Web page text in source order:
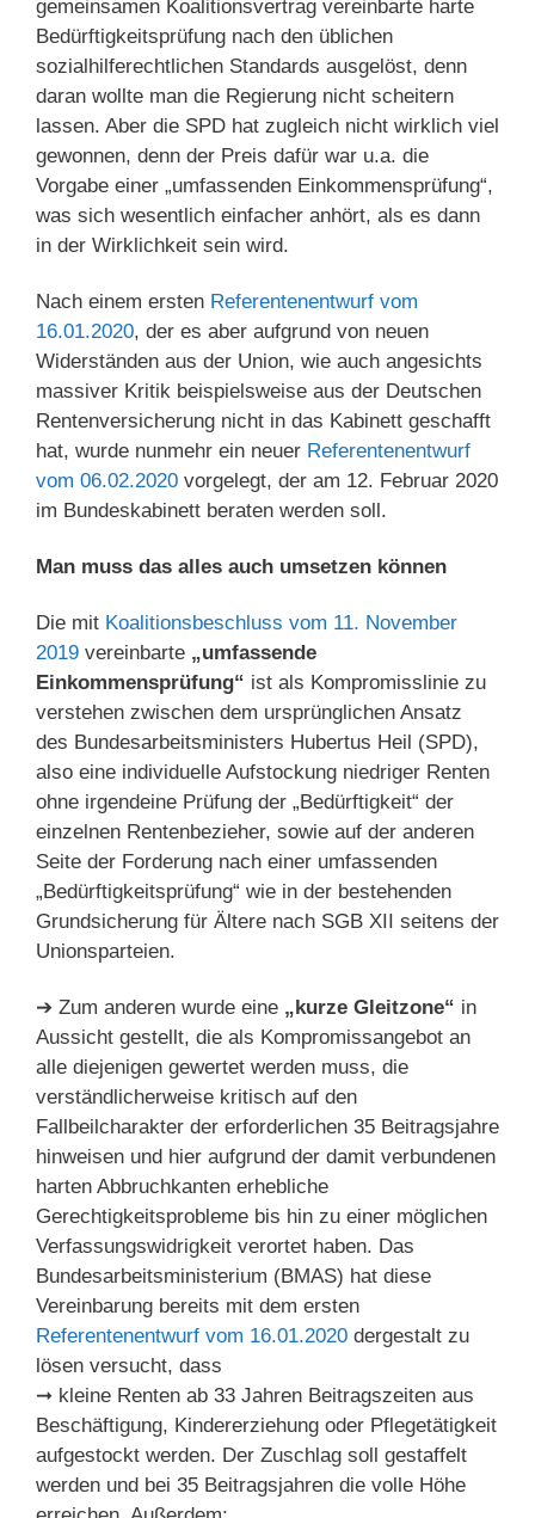
gemeinsamen Koalitionsvertrag vereinbarte harte
Bedürftigkeitsprüfung nach den üblichen
sozialhilferechtlichen Standards ausgelöst, denn
daran wollte man die Regierung nicht scheitern
lassen. Aber die SPD hat zugleich nicht wirklich viel
gewonnen, denn der Preis dafür war u.a. die
Vorgabe einer „umfassenden Einkommensprüfung“,
was sich wesentlich einfacher anhört, als es dann
in der Wirklichkeit sein wird.
Nach einem ersten Referentenentwurf vom
16.01.2020, der es aber aufgrund von neuen
Widerständen aus der Union, wie auch angesichts
massiver Kritik beispielsweise aus der Deutschen
Rentenversicherung nicht in das Kabinett geschafft
hat, wurde nunmehr ein neuer Referentenentwurf
vom 06.02.2020 vorgelegt, der am 12. Februar 2020
im Bundeskabinett beraten werden soll.
Man muss das alles auch umsetzen können
Die mit Koalitionsbeschluss vom 11. November
2019 vereinbarte „umfassende
Einkommensprüfung“ ist als Kompromisslinie zu
verstehen zwischen dem ursprünglichen Ansatz
des Bundesarbeitsministers Hubertus Heil (SPD),
also eine individuelle Aufstockung niedriger Renten
ohne irgendeine Prüfung der „Bedürftigkeit“ der
einzelnen Rentenbezieher, sowie auf der anderen
Seite der Forderung nach einer umfassenden
„Bedürftigkeitsprüfung“ wie in der bestehenden
Grundsicherung für Ältere nach SGB XII seitens der
Unionsparteien.
➔ Zum anderen wurde eine „kurze Gleitzone“ in
Aussicht gestellt, die als Kompromissangebot an
alle diejenigen gewertet werden muss, die
verständlicherweise kritisch auf den
Fallbeilcharakter der erforderlichen 35 Beitragsjahre
hinweisen und hier aufgrund der damit verbundenen
harten Abbruchkanten erhebliche
Gerechtigkeitsprobleme bis hin zu einer möglichen
Verfassungswidrigkeit verortet haben. Das
Bundesarbeitsministerium (BMAS) hat diese
Vereinbarung bereits mit dem ersten
Referentenentwurf vom 16.01.2020 dergestalt zu
lösen versucht, dass
➞ kleine Renten ab 33 Jahren Beitragszeiten aus
Beschäftigung, Kindererziehung oder Pflegetätigkeit
aufgestockt werden. Der Zuschlag soll gestaffelt
werden und bei 35 Beitragsjahren die volle Höhe